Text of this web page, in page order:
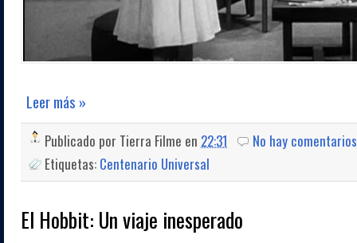
Leer más »
Publicado por Tierra Filme en 22:31
No hay
Etiquetas: Centenario Universal
El Hobbit: Un viaje inesperado